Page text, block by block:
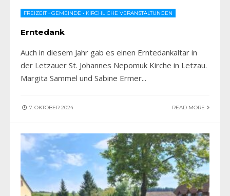
FREIZEIT• GEMEINDE • KIRCHLICHE VERANSTALTUNGEN
Erntedank
Auch in diesem Jahr gab es einen Erntedankaltar in
der Letzauer St. Johannes Nepomuk Kirche in Letzau.
Margita Sammel und Sabine Ermer...
7. OKTOBER 2024 READ MORE